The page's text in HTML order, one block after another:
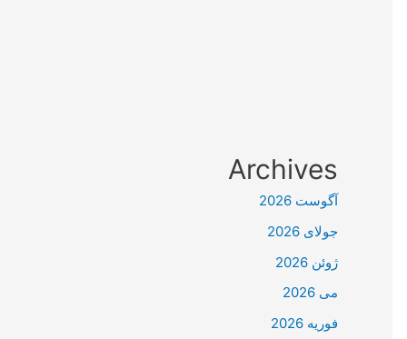
Archives
آگوست 2026
جولای 2026
ژوئن 2026
می 2026
فوریه 2026